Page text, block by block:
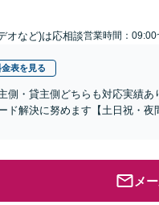
オなど)は応相談営業時間：
金表を見る
側・貸主側どちらも対応実績
ド解決に努めます【土日祝・
メ